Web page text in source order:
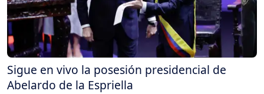
Sigue en vivo la posesión presidencial de
Abelardo de la Espriella